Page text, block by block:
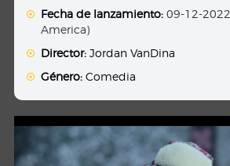
Fecha de lanzamiento: 09-12-
America)
Director: Jordan VanDina
Género: Comedia